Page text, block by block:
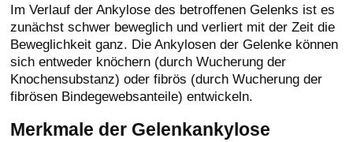
Im Verlauf der Ankylose des betroffenen Gelenks ist es
zunächst schwer beweglich und verliert mit der Zeit die
Beweglichkeit ganz. Die Ankylosen der Gelenke können
sich entweder knöchern (durch Wucherung der
Knochensubstanz) oder fibrös (durch Wucherung der
fibrösen Bindegewebsanteile) entwickeln.
Merkmale der Gelenkankylose